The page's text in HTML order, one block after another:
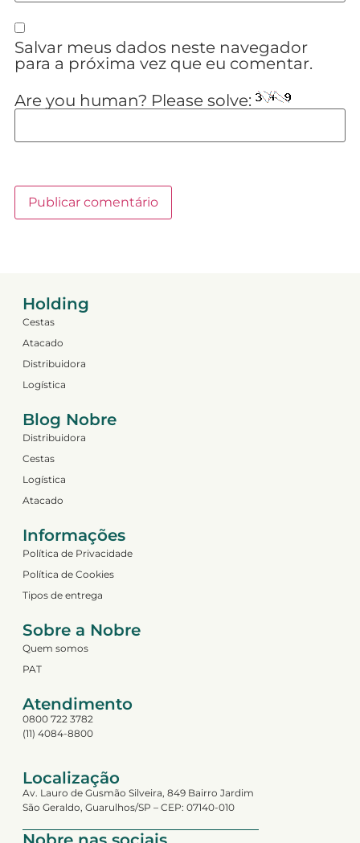
Salvar meus dados neste navegador
para a próxima vez que eu comentar.
Are you human? Please solve:
Holding
Cestas
Atacado
Distribuidora
Logística
Blog Nobre
Distribuidora
Cestas
Logística
Atacado
Informações
Política de Privacidade
Política de Cookies
Tipos de entrega
Sobre a Nobre
Quem somos
PAT
Atendimento
0800 722 3782
(11) 4084-8800
Localização
Av. Lauro de Gusmão Silveira, 849 Bairro Jardim
São Geraldo, Guarulhos/SP – CEP: 07140-010